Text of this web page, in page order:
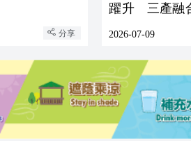
分享
躍升 三產融
2026-07-09